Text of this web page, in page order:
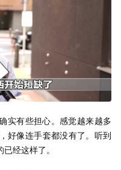
实有些担心。感觉越来越多
好像连手套都没有了。听到
经这样了。